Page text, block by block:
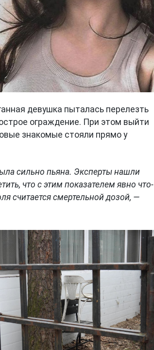
девушка пыталась перелезть
ограждение. При этом выйти
знакомые стояли прямо у
сильно пьяна. Эксперты нашли
что с этим показателем явно что-
считается смертельной дозой, —